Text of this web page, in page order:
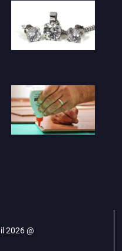
@ Art News.co.il 2026